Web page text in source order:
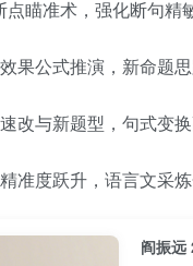
瞄准术，强化断句精
公式推演，新命题
与新题型，句式变换
度跃升，语言文采
阎振远